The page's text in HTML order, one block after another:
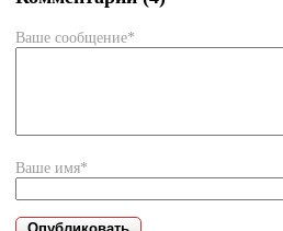
Ваше сообщение*
Ваше имя*